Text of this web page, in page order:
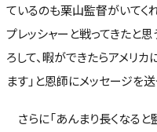
ているのも栗山監督がいてく
プレッシャーと戦ってきたと
ろして、暇ができたらアメリ
ます」と恩師にメッセージを送
さらに「あんまり長くなる